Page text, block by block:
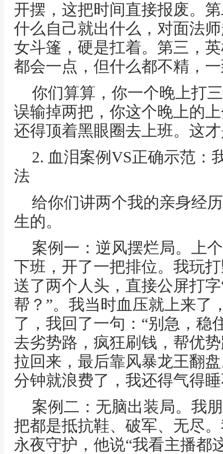
开摆，这把时间直接报废。
什么自己就出什么，对面法
女斗篷，硬是扛着。第三，
都会一点，但什么都不精，
你们算算，你一个晚上打
误输掉两把，你这个晚上的
还得顶着黑眼圈去上班。这
2. 血泪案例VS正确示范：
法
给你们讲两个我的亲身经
生的。
案例一：逆风摆烂局。上
下班，开了一把排位。我玩
送了两个人头，直接公屏打
帮？”。我当时血压就上来了
了，我回了一句：“别急，稳
去劣势路，疯狂刷钱，帮优
拉回来，最后靠风暴龙王翻
分钟就浪费了，我还得气得
案例二：无脑出装局。我
把都是抵抗鞋、破军、无尽
永夜守护，他说“我看主播都